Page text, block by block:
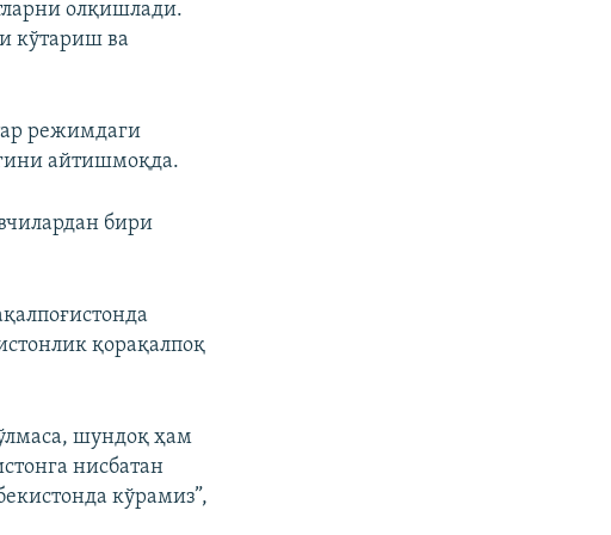
олқишлади.
кўтариш ва
режимдаги
айтишмоқда.
бири
қорақалпоқ
шундоқ ҳам
нисбатан
кўрамиз”,